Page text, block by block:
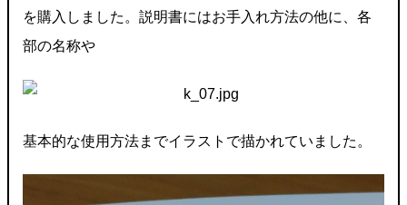
を購入しました。説明書にはお手入れ方法の他に、各
部の名称や
基本的な使用方法までイラストで描かれていました。